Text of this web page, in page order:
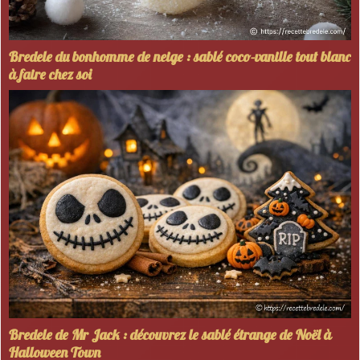
Bredele du bonhomme de neige : sablé coco-vanille tout blanc
à faire chez soi
Bredele de Mr Jack : découvrez le sablé étrange de Noël à
Halloween Town